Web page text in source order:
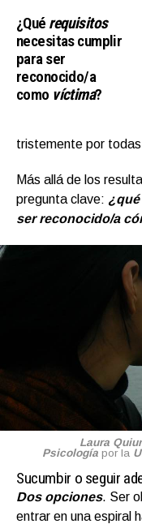
¿Qué requisitos
necesitas cumplir
para ser
reconocido/a
como víctima?
tristemente por
Más allá de los
pregunta clave:
ser reconocido/a
Laura
Psicología por la
Sucumbir o seguir
Dos opciones. Ser
entrar en una espiral